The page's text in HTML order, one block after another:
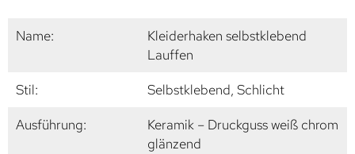
Name:
Kleiderhaken selbstklebend
Lauffen
Stil:
Selbstklebend, Schlicht
Ausführung:
Keramik – Druckguss weiß chrom
glänzend